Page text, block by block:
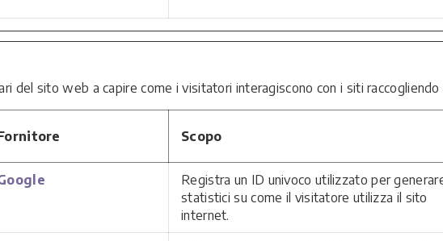
del sito web a capire come i visitatori interagiscono con i siti
Scopo
Registra un ID univoco utilizzato per
statistici su come il visitatore utilizza il sito
internet.